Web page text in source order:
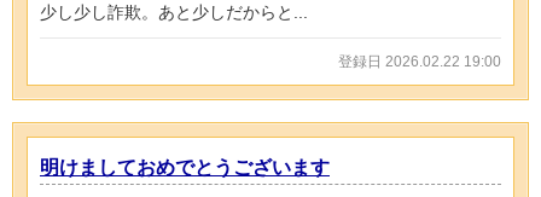
少し少し詐欺。あと少しだからと...
登録日 2026.02.22 19:00
明けましておめでとうございます